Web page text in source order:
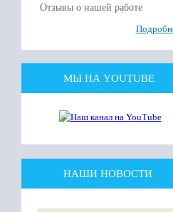
Отзывы о нашей работе
МЫ НА YOUTUBE
НАШИ НОВОСТИ